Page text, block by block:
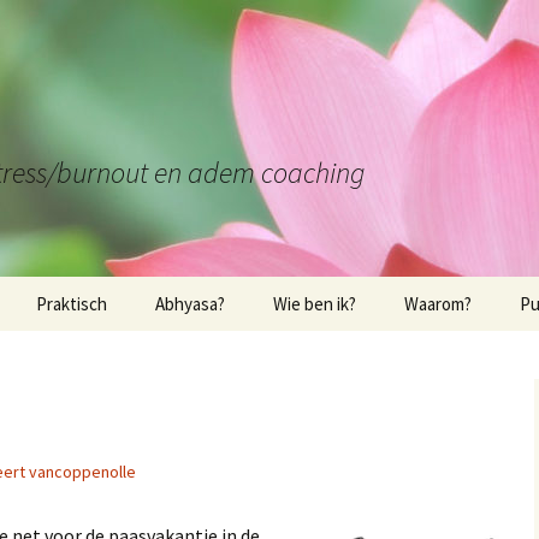
burnout en adem coaching
Praktisch
Locatie in Bierbeek
Abhyasa? Wie ben ik? Waarom?
vancoppenolle